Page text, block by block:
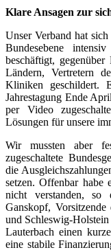
Klare Ansagen zur
Unser Verband hat
Bundesebene
beschäftigt,
Ländern, Vertretern
Kliniken geschildert.
Jahrestagung Ende
per Video
Lösungen für unsere
Wir mussten aber
zugeschaltete
die
setzen. Offenbar habe
nicht verstanden, so
Ganskopf,
und Schleswig-
Lauterbach einen
eine stabile